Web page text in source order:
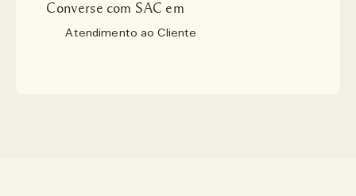
Converse com SAC em
Atendimento ao Cliente